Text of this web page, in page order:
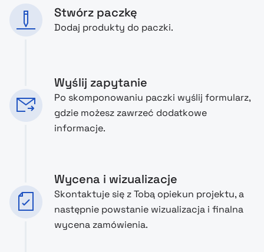
Stwórz paczkę
Dodaj produkty do paczki.
Wyślij zapytanie
Po skomponowaniu paczki wyślij formularz,
gdzie możesz zawrzeć dodatkowe
informacje.
Wycena i wizualizacje
Skontaktuje się z Tobą opiekun projektu, a
następnie powstanie wizualizacja i finalna
wycena zamówienia.